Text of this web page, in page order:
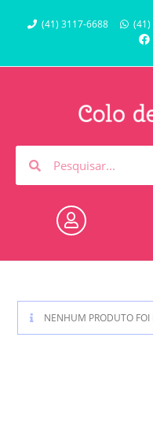
(41) 3117-6688
NENHUM PRODUTO FOI